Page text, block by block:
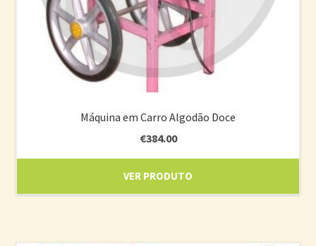
Máquina em Carro Algodão Doce
€384.00
VER PRODUTO